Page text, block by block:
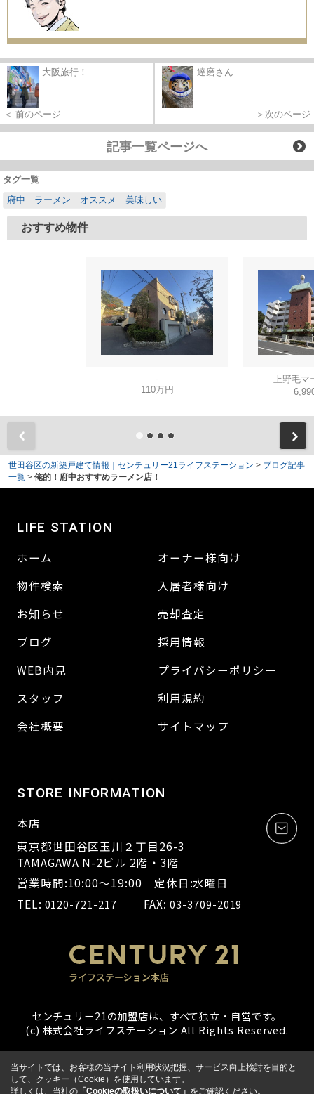
大阪旅行！
＜ 前のページ
達磨さん
＞次のページ
記事一覧ページへ
タグ一覧
府中 ラーメン オススメ 美味しい
おすすめ物件
-
110万円
上野毛
世田谷区の新築戸建て情報｜センチュリー21ライフステーション > ブログ記事
一覧 > 俺的！府中おすすめラーメン店！
LIFE STATION
ホーム
物件検索
お知らせ
ブログ
WEB内見
スタッフ
会社概要
オーナー様向け
入居者様向け
売却査定
採用情報
プライバシーポリシー
利用規約
サイトマップ
STORE INFORMATION
本店
東京都世田谷区玉川２丁目26-3
TAMAGAWA N-2ビル 2階・3階
営業時間:10:00～19:00 定休日:水曜日
TEL: 0120-721-217 FAX:03-3709-2019
センチュリー21の加盟店は、すべて独立・自営です。
(c) 株式会社ライフステーション All Rights Reserved.
当サイトでは、お客様の当サイト利用状況把握、サービス向上検討を目的と
して、クッキー（Cookie）を使用しています。
詳しくは、当社の 「Cookieの取扱いについて」 をご確認ください。